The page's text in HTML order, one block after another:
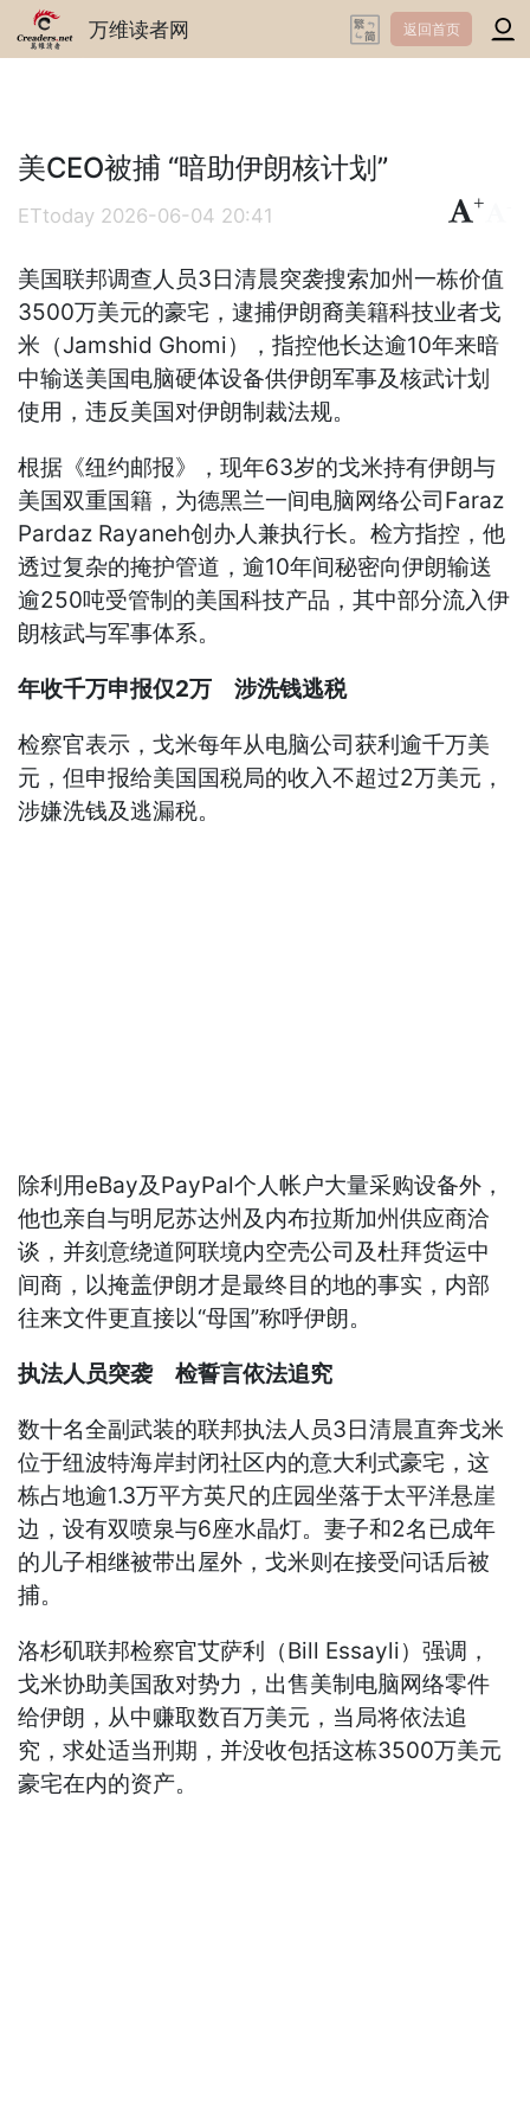
万维读者网 返回首页
美CEO被捕 “暗助伊朗核计划”
ETtoday 2026-06-04 20:41
+
美国联邦调查人员3日清晨突袭搜索加州一栋价值
3500万美元的豪宅，逮捕伊朗裔美籍科技业者戈
米（Jamshid Ghomi），指控他长达逾10年来暗
中输送美国电脑硬体设备供伊朗军事及核武计划
使用，违反美国对伊朗制裁法规。
根据《纽约邮报》，现年63岁的戈米持有伊朗与
美国双重国籍，为德黑兰一间电脑网络公司Faraz
Pardaz Rayaneh创办人兼执行长。检方指控，他
透过复杂的掩护管道，逾10年间秘密向伊朗输送
逾250吨受管制的美国科技产品，其中部分流入伊
朗核武与军事体系。
年收千万申报仅2万 涉洗钱逃税
检察官表示，戈米每年从电脑公司获利逾千万美
元，但申报给美国国税局的收入不超过2万美元，
涉嫌洗钱及逃漏税。
除利用eBay及PayPal个人帐户大量采购设备外，
他也亲自与明尼苏达州及内布拉斯加州供应商洽
谈，并刻意绕道阿联境内空壳公司及杜拜货运中
间商，以掩盖伊朗才是最终目的地的事实，内部
往来文件更直接以“母国”称呼伊朗。
执法人员突袭 检誓言依法追究
数十名全副武装的联邦执法人员3日清晨直奔戈米
位于纽波特海岸封闭社区内的意大利式豪宅，这
栋占地逾1.3万平方英尺的庄园坐落于太平洋悬崖
边，设有双喷泉与6座水晶灯。妻子和2名已成年
的儿子相继被带出屋外，戈米则在接受问话后被
捕。
洛杉矶联邦检察官艾萨利（Bill Essayli）强调，
戈米协助美国敌对势力，出售美制电脑网络零件
给伊朗，从中赚取数百万美元，当局将依法追
究，求处适当刑期，并没收包括这栋3500万美元
豪宅在内的资产。